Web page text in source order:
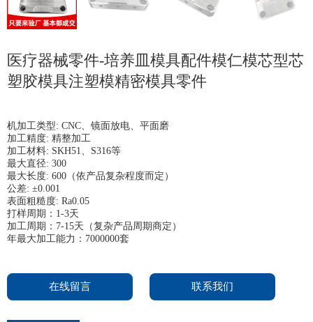
医疗器械零件-培养皿模具配件模仁模芯型芯
塑胶模具注塑模精密模具零件
机加工类型: CNC、镜面放电、平面磨
加工精度: 精整加工
加工材料: SKH51、S316等
最大直径: 300
最大长度: 600（依产品复杂程度而定）
公差: ±0.001
表面粗糙度: Ra0.05
打样周期：1-3天
加工周期：7-15天（复杂产品周期商定）
年最大加工能力：7000000套
在线留言 联系我们